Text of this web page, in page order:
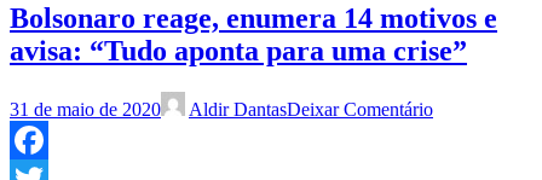
Bolsonaro reage, enumera 14 motivos e
avisa: “Tudo aponta para uma crise”
31 de maio de 2020 Aldir DantasDeixar Comentário